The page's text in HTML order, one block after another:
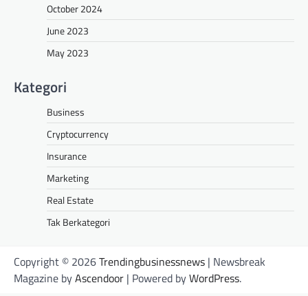
October 2024
June 2023
May 2023
Kategori
Business
Cryptocurrency
Insurance
Marketing
Real Estate
Tak Berkategori
Copyright © 2026Trendingbusinessnews | Newsbreak
Magazine byAscendoor | Powered byWordPress.